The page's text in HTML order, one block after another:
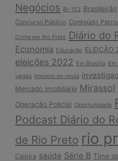
Negócios Br-153 Brasileirão
Concurso Público Conteúdo
Crime em Rio Preto Diário do
Economia Educação ELEIÇÃO
eleições 2022 Em Brasília
vagas Imposto de renda
Mercado Imobiliário Mirassol
Operação Policial Oportunidade
Podcast Diário do
de Rio Preto rio
Caipira saúde Série B Time